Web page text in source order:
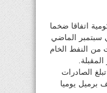
اتفاقا ضخما
سبتمبر الماضي
من النفط الخام
الصادرات